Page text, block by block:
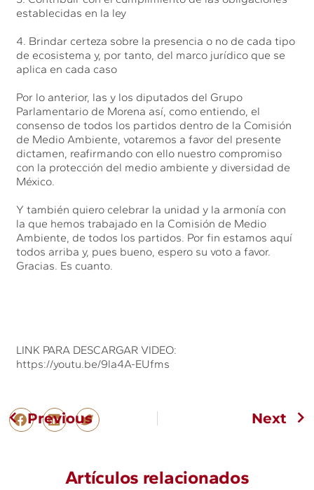
establecidas en la ley
4. Brindar certeza sobre la presencia o no de cada tipo
de ecosistema y, por tanto, del marco jurídico que se
aplica en cada caso
Por lo anterior, las y los diputados del Grupo
Parlamentario de Morena así, como entiendo, el
consenso de todos los partidos dentro de la Comisión
de Medio Ambiente, votaremos a favor del presente
dictamen, reafirmando con ello nuestro compromiso
con la protección del medio ambiente y diversidad de
México.
Y también quiero celebrar la unidad y la armonía con
la que hemos trabajado en la Comisión de Medio
Ambiente, de todos los partidos. Por fin estamos aquí
todos arriba y, pues bueno, espero su voto a favor.
Gracias. Es cuanto.
LINK PARA DESCARGAR VIDEO:
https://youtu.be/9la4A-EUfms
Previous Next
Artículos relacionados